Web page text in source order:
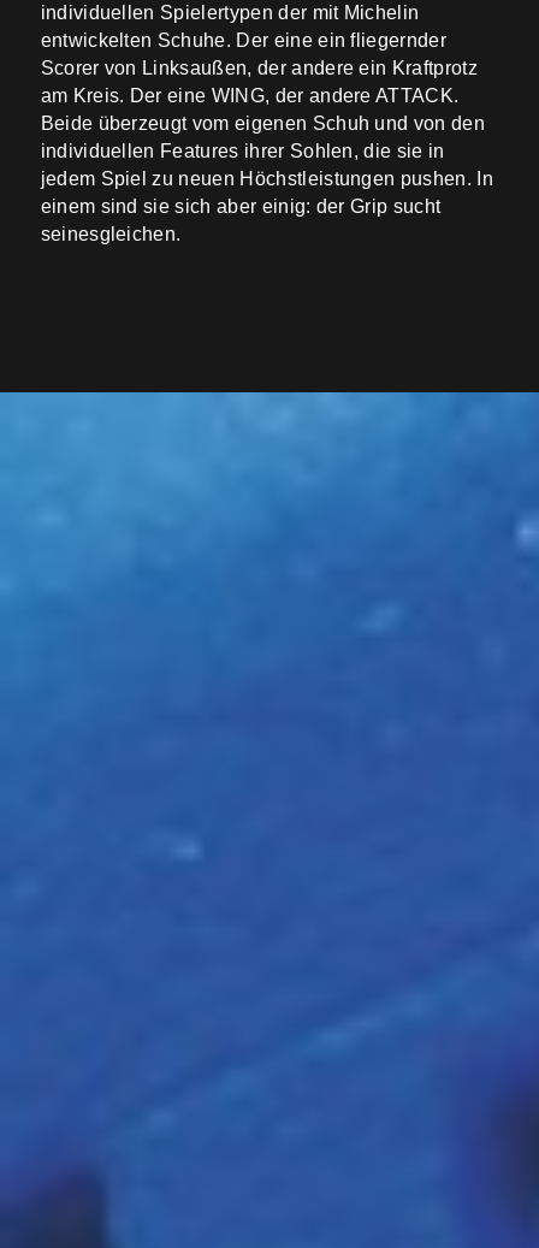
individuellen Spielertypen der mit Michelin
entwickelten Schuhe. Der eine ein fliegernder
Scorer von Linksaußen, der andere ein Kraftprotz
am Kreis. Der eine WING, der andere ATTACK.
Beide überzeugt vom eigenen Schuh und von den
individuellen Features ihrer Sohlen, die sie in
jedem Spiel zu neuen Höchstleistungen pushen. In
einem sind sie sich aber einig: der Grip sucht
seinesgleichen.